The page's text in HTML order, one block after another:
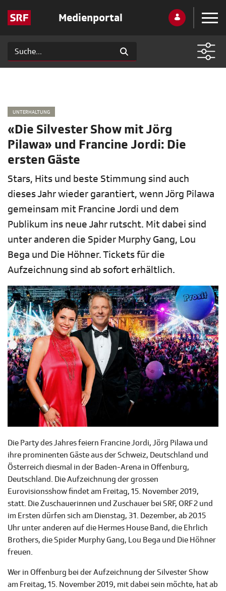
Medienportal
UNTERHALTUNG
«Die Silvester Show mit Jörg
Pilawa» und Francine Jordi: Die
ersten Gäste
Stars, Hits und beste Stimmung sind auch
dieses Jahr wieder garantiert, wenn Jörg Pilawa
gemeinsam mit Francine Jordi und dem
Publikum ins neue Jahr rutscht. Mit dabei sind
unter anderen die Spider Murphy Gang, Lou
Bega und Die Höhner. Tickets für die
Aufzeichnung sind ab sofort erhältlich.
Die Party des Jahres feiern Francine Jordi, Jörg Pilawa und
ihre prominenten Gäste aus der Schweiz, Deutschland und
Österreich diesmal in der Baden-Arena in Offenburg,
Deutschland. Die Aufzeichnung der grossen
Eurovisionsshow findet am Freitag, 15. November 2019,
statt. Die Zuschauerinnen und Zuschauer bei SRF, ORF 2 und
im Ersten dürfen sich am Dienstag, 31. Dezember, ab 20.15
Uhr unter anderen auf die Hermes House Band, die Ehrlich
Brothers, die Spider Murphy Gang, Lou Bega und Die Höhner
freuen.
Wer in Offenburg bei der Aufzeichnung der Silvester Show
am Freitag, 15. November 2019, mit dabei sein möchte, hat ab